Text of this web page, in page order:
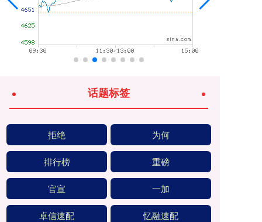
话题标签
拒绝 为何
排行榜 重磅
官宣 一加
卓信速配 忆融速配